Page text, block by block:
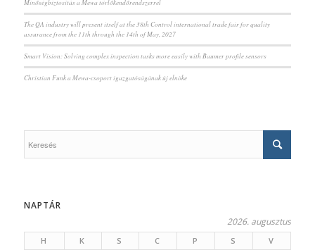
Minőségbiztosítás a Mewa törlőkendőrendszerrel
The QA industry will present itself at the 38th Control international trade fair for quality
assurance from the 11th through the 14th of May, 2027
Smart Vision: Solving complex inspection tasks more easily with Baumer profile sensors
Christian Funk a Mewa-csoport igazgatóságának új elnöke
NAPTÁR
2026. augusztus
H K S C P S
V